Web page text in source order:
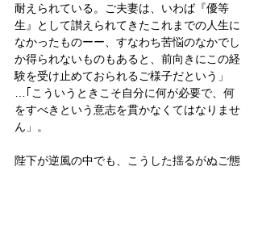
耐えられている。ご夫妻は、いわば『優等
生』として讃えられてきたこれまでの人生に
なかったものーー、すなわち苦悩のなかでし
か得られないものもあると、前向きにこの経
験を受け止めておられるご様子だという」
…｢こういうときこそ自分に何が必要で、何
をすべきという意志を貫かなくてはなりませ
ん」。
陛下が逆風の中でも、こうした揺るがぬご態